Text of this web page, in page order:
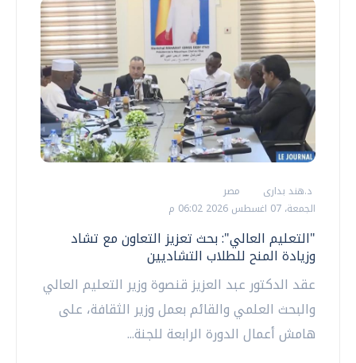
د.هند بدارى
مصر
الجمعة، 07 اغسطس 2026 06:02 م
"التعليم العالي": بحث تعزيز التعاون مع تشاد
وزيادة المنح للطلاب التشاديين
عقد الدكتور عبد العزيز قنصوة وزير التعليم العالي
والبحث العلمي والقائم بعمل وزير الثقافة، على
هامش أعمال الدورة الرابعة للجنة...